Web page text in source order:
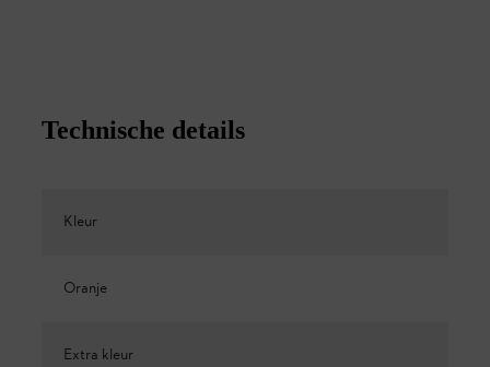
Technische details
Kleur
Oranje
Extra kleur